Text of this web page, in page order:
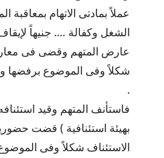
عملاً بمادتى الاتهام
الشغل وكفالة …. جنيهاً لإيقاف
عارض المتهم وقضى فى
شكلاً وفى الموضوع برفضها
.
فاستأنف المتهم وقيد
بهيئة استئنافية ) قضت
الاستئناف شكلاً وفى